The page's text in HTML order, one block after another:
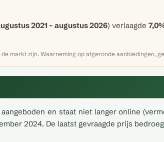
2021 – augustus 2026) verlaagde
markt zijn. Waarneming op afgeronde aanbiedingen,
en staat niet langer online
2024. De laatst gevraagde prijs